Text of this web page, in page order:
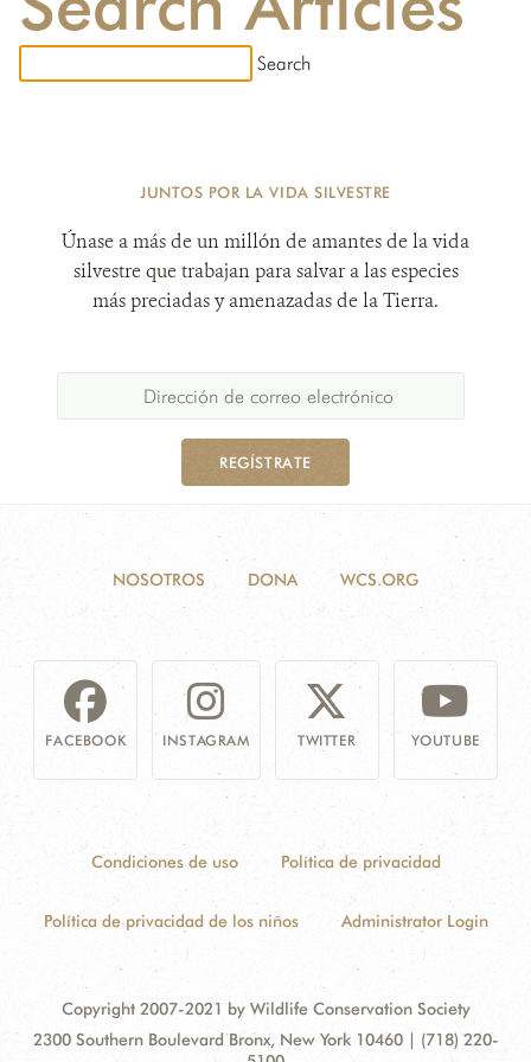
DONA
JUNTOS POR LA VIDA SILVESTRE
Únase a más de un millón de amantes de la vida
silvestre que trabajan para salvar a las especies
más preciadas y amenazadas de la Tierra.
REGÍSTRATE
NOSOTROS DONA WCS.ORG
FACEBOOK INSTAGRAM TWITTER YOUTUBE
Condiciones de uso Política de privacidad
Política de privacidad de los niños Administrator Login
Copyright 2007-2021 by Wildlife Conservation Society
Contact
Address:
2300 Southern Boulevard Bronx, New York 10460 | (718) 220-